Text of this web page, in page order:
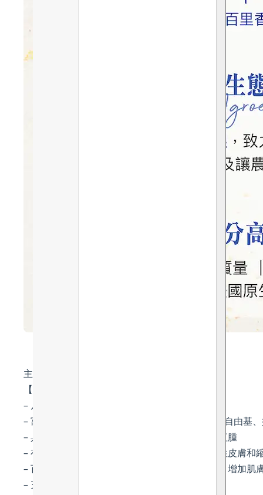
主要成分及功效：
【抗氧舒緩 – 凡爾賽國王花園 百里香萃取】
– 凡爾賽國王花園生態農業種植的百里香萃取
– 富含維生素C及酚酸，超強抗氧化劑，有效對抗自由基
– 具抗炎抗菌特性，可舒緩敏感肌膚，減少肌膚紅腫
– 有收斂和平衡肌膚油脂的作用，有助於調理油性皮膚和
– 百里香中的活性成分能夠刺激膠原蛋白的合成，增加肌
– 充滿大地氣息，帶有草本木質香氣